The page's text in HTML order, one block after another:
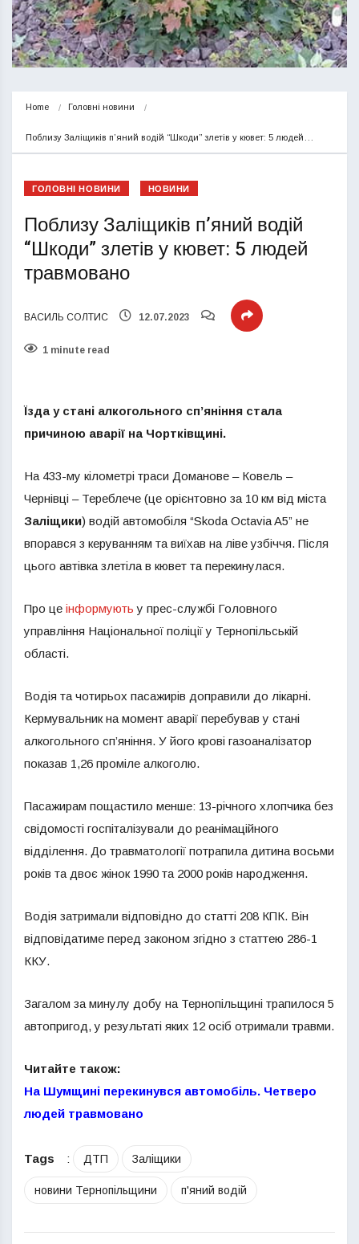
Home Головні новини
Поблизу Заліщиків п’яний водій “Шкоди” злетів у кювет: 5 людей…
ГОЛОВНІ НОВИНИ НОВИНИ
Поблизу Заліщиків п’яний водій
“Шкоди” злетів у кювет: 5 людей
травмовано
ВАСИЛЬ СОЛТИС 12.07.2023
1 minute read
Їзда у стані алкогольного сп’яніння стала
причиною аварії на Чортківщині.
На 433-му кілометрі траси Доманове – Ковель –
Чернівці – Тереблече (це орієнтовно за 10 км від міста
Заліщики) водій автомобіля “Skoda Octavia A5” не
впорався з керуванням та виїхав на ліве узбіччя. Після
цього автівка злетіла в кювет та перекинулася.
Про це інформують у прес-службі Головного
управління Національної поліції у Тернопільській
області.
Водія та чотирьох пасажирів доправили до лікарні.
Кермувальник на момент аварії перебував у стані
алкогольного сп’яніння. У його крові газоаналізатор
показав 1,26 проміле алкоголю.
Пасажирам пощастило менше: 13-річного хлопчика без
свідомості госпіталізували до реанімаційного
відділення. До травматології потрапила дитина восьми
років та двоє жінок 1990 та 2000 років народження.
Водія затримали відповідно до статті 208 КПК. Він
відповідатиме перед законом згідно з статтею 286-1
ККУ.
Загалом за минулу добу на Тернопільщині трапилося 5
автопригод, у результаті яких 12 осіб отримали травми.
Читайте також:
На Шумщині перекинувся автомобіль. Четверо
людей травмовано
Tags : ДТП Заліщики
новини Тернопільщини п'яний водій